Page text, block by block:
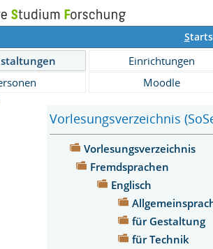
S
Einrichtungen
Moodle
Vorlesungsverzeichnis
Vorlesungsverzeichnis
Fremdsprachen
Englisch
für Gestaltung
für Technik